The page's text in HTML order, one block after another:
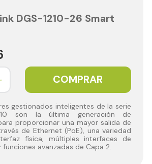
DGS-1210-26 Smart
COMPRAR
gestionados inteligentes de la serie
son la última generación de
proporcionar una mayor salida de
de Ethernet (PoE), una variedad
física, múltiples interfaces de
avanzadas de Capa 2.